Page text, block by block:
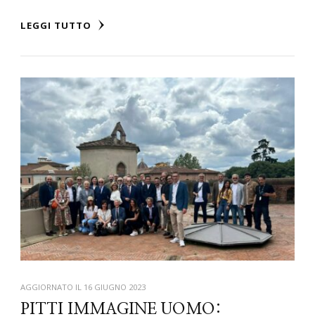
LEGGI TUTTO
AGGIORNATO IL 16 GIUGNO 2023
PITTI IMMAGINE UOMO: